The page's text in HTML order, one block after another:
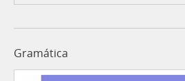
Gramática